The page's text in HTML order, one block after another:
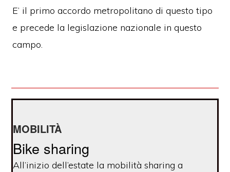
E’ il primo accordo metropolitano di questo tipo
e precede la legislazione nazionale in questo
campo.
MOBILITÀ
Bike sharing
All’inizio dell’estate la mobilità sharing a